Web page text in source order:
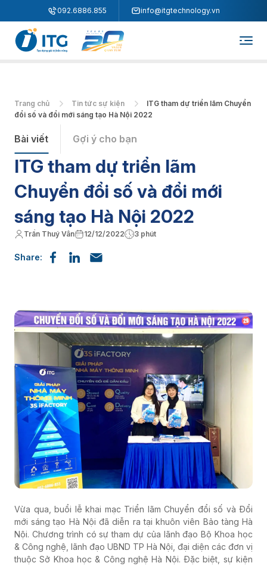
092.6886.855 info@itgtechnology.vn
Trang chủ Tin tức sự kiện
ITG tham dự triển lãm Chuyển
đổi số và đổi mới sáng tạo Hà Nội 2022
Bài viết Gợi ý cho bạn
ITG tham dự triển lãm
Chuyển đổi số và đổi mới
sáng tạo Hà Nội 2022
Trần Thuý Vân 12/12/2022 3 phút
Share:
Vừa qua, buổi lễ khai mạc Triển lãm Chuyển đổi số và Đổi
mới sáng tạo Hà Nội đã diễn ra tại khuôn viên Bảo tàng Hà
Nội. Chương trình có sự tham dự của lãnh đạo Bộ Khoa học
& Công nghệ, lãnh đạo UBND TP Hà Nội, đại diện các đơn vị
thuộc Sở Khoa học & Công nghệ Hà Nội. Đặc biệt, sự kiện